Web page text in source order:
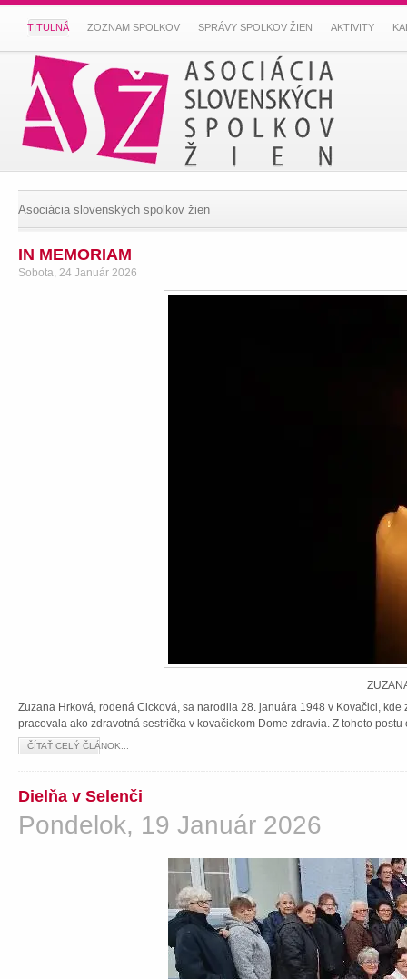
TITULNÁ ZOZNAM SPOLKOV SPRÁVY SPOLKOV ŽIEN AKTIVITY
Asociácia slovenských spolkov žien
IN MEMORIAM
Sobota, 24 Január 2026
Zuzana Hrková, rodená Cicková, sa narodila 28. januára 1948 v Kovačici,
pracovala ako zdravotná sestrička v kovačickom Dome zdravia. Z tohoto
ČÍTAŤ CELÝ ČLÁNOK...
Dielňa v Selenči
Pondelok, 19 Január 2026